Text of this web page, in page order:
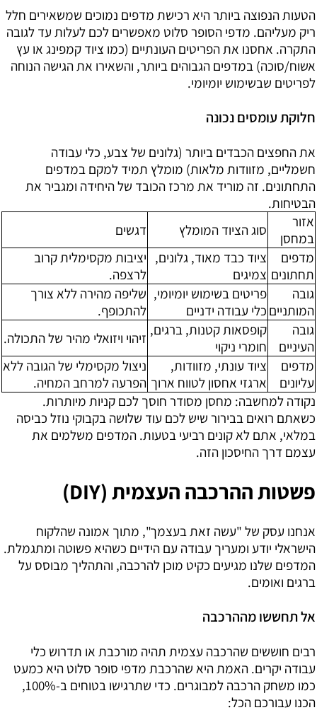
הטעות הנפוצה ביותר היא רכישת מדפים נמוכים שמשאירים חלל
ריק מעליהם. מדפי הסופר סלוט מאפשרים לכם לעלות עד לגובה
התקרה. אחסנו את הפריטים העונתיים (כמו ציוד קמפינג או עץ
אשוח/סוכה) במדפים הגבוהים ביותר, והשאירו את הגישה הנוחה
לפריטים שבשימוש יומיומי.
חלוקת עומסים נכונה
את החפצים הכבדים ביותר (גלונים של צבע, כלי עבודה
חשמליים, מזוודות מלאות) מומלץ תמיד למקם במדפים
התחתונים. זה מוריד את מרכז הכובד של היחידה ומגביר את
הבטיחות.
אזור
במחסן
סוג הציוד המומלץ
דגשים
מדפים
תחתונים
ציוד כבד מאוד, גלונים,
צמיגים
יציבות מקסימלית קרוב
לרצפה.
גובה
המותניים
פריטים בשימוש יומיומי,
כלי עבודה ידניים
שליפה מהירה ללא צורך
להתכופף.
גובה
העיניים
קופסאות קטנות, ברגים,
חומרי ניקוי
זיהוי ויזואלי מהיר של התכולה.
מדפים
עליונים
ציוד עונתי, מזוודות,
ארגזי אחסון לטווח ארוך
ניצול מקסימלי של הגובה ללא
הפרעה למרחב המחיה.
נקודה למחשבה: מחסן מסודר חוסך לכם קניות מיותרות.
כשאתם רואים בבירור שיש לכם עוד שלושה בקבוקי נוזל כביסה
במלאי, אתם לא קונים רביעי בטעות. המדפים משלמים את
עצמם דרך החיסכון הזה.
פשטות ההרכבה העצמית (DIY)
אנחנו עסק של "עשה זאת בעצמך", מתוך אמונה שהלקוח
הישראלי יודע ומעריך עבודה עם הידיים כשהיא פשוטה ומתגמלת.
המדפים שלנו מגיעים כקיט מוכן להרכבה, והתהליך מבוסס על
ברגים ואומים.
אל תחששו מההרכבה
רבים חוששים שהרכבה עצמית תהיה מורכבת או תדרוש כלי
עבודה יקרים. האמת היא שהרכבת מדפי סופר סלוט היא כמעט
כמו משחק הרכבה למבוגרים. כדי שתרגישו בטוחים ב-100%,
הכנו עבורכם הכל: